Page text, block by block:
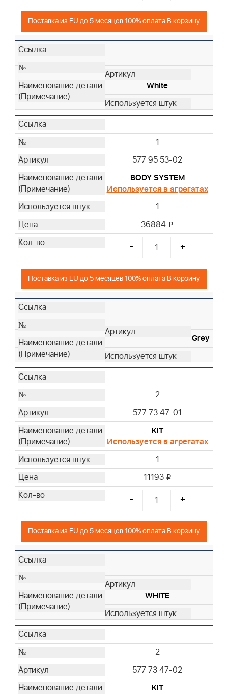
Поставка из EU до 5 месяцев 100% оплата В корзину
White
1
577 95 53-02
BODY SYSTEM
Используется в агрегатах
1
36884 i
- +
Поставка из EU до 5 месяцев 100% оплата В корзину
Grey
2
577 73 47-01
KIT
Используется в агрегатах
1
11193 i
- +
Поставка из EU до 5 месяцев 100% оплата В корзину
WHITE
2
577 73 47-02
KIT